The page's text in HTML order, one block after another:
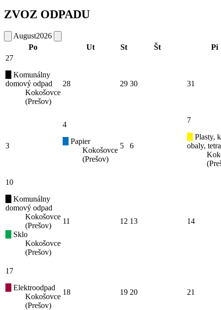
ZVOZ ODPADU
August2026
Po
Ut St Št
Pi
27
Komunálny
domový odpad
Kokošovce
(Prešov)
28 29 30 31
3
4
Papier
Kokošovce
(Prešov)
5 6
7
Plasty,
obaly,
10
Komunálny
domový odpad
Kokošovce
(Prešov)
Sklo
Kokošovce
(Prešov)
11 12 13 14
17
Elektroodpad
Kokošovce
(Prešov)
18 19 20 21